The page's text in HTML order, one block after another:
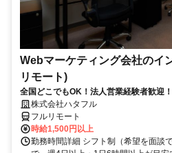
Webマーケティング会社のイ
リモート)
全国どこでもOK！法人営業経験者歓迎！
株式会社ハタフル
フルリモート
時給1,500円以上
勤務時間詳細 シフト制（希望を面談